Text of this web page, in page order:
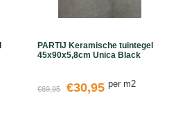
PARTIJ Keramische tuintegel
45x90x5,8cm Unica Black
€69,95 €30,95 per m2